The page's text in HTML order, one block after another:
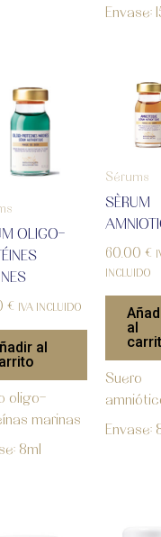
Envase:
OLIGO-
€ IVA INCLUIDO
al
oligo-
marinas
8ml
Sérums
SÈRUM
60.00 €
INCLUIDO
al
Suero
Envase: